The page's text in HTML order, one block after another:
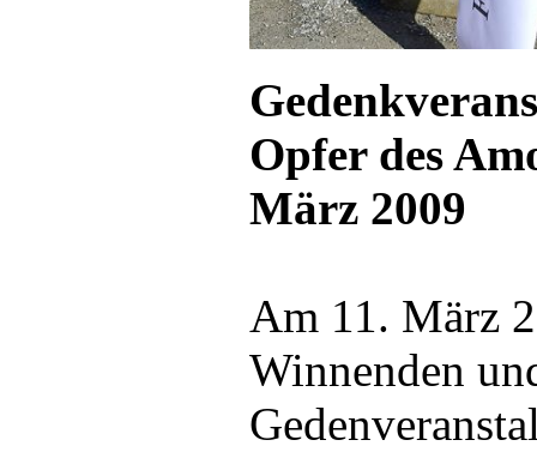
Opfer des
März 2009
Am 11. März
Winnenden